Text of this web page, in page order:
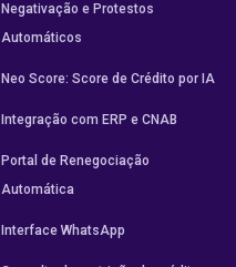
Negativação e Protestos
Automáticos
Neo Score: Score de Crédito por IA
Integração com ERP e CNAB
Portal de Renegociação
Automática
Interface WhatsApp